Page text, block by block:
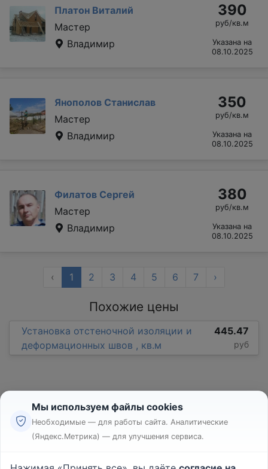
Платон Виталий
Мастер
Владимир
390
руб/кв.м
Указана на
08.10.2025
Янополов Станислав
Мастер
Владимир
350
руб/кв.м
Указана на
08.10.2025
Филатов Сергей
Мастер
Владимир
380
руб/кв.м
Указана на
08.10.2025
‹ 1 2 3 4 5 6 7 ›
Похожие цены
Установка отстеночной изоляции и
деформационных швов , кв.м
445.47
руб
Реклама
Мы используем файлы cookies
Необходимые — для работы сайта. Аналитические
(Яндекс.Метрика) — для улучшения сервиса.